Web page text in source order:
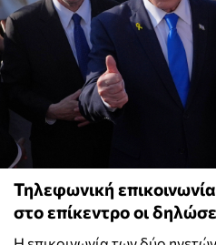
Τηλεφωνική
στο επίκεντρο οι